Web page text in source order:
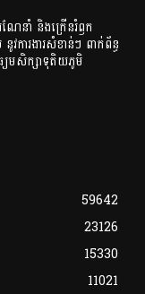
ណែនាំ និងក្រើនរំឭក
ារងារសំខាន់ៗ ពាក់ព័ន្ធ
យមសិក្សាទុតិយភូមិ
59642
23126
15330
11021